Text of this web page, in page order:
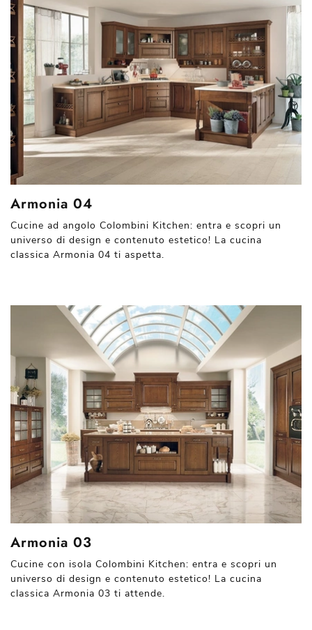
Armonia 04
Cucine ad angolo Colombini Kitchen: entra e scopri un
universo di design e contenuto estetico! La cucina
classica Armonia 04 ti aspetta.
Armonia 03
Cucine con isola Colombini Kitchen: entra e scopri un
universo di design e contenuto estetico! La cucina
classica Armonia 03 ti attende.